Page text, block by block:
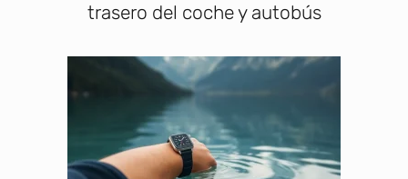
trasero del coche y autobús